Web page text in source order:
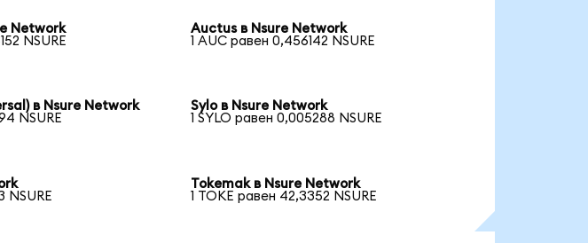
Network
NSURE
Auctus в Nsure Network
1 AUC равен 0,456142 NSURE
в Nsure Network
NSURE
Sylo в Nsure Network
1 SYLO равен 0,005288 NSURE
NSURE
Tokemak в Nsure Network
1 TOKE равен 42,3352 NSURE